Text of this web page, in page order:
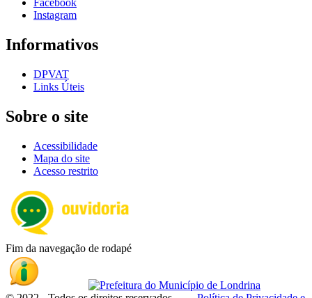
Facebook
Instagram
Informativos
DPVAT
Links Úteis
Sobre o site
Acessibilidade
Mapa do site
Acesso restrito
Fim da navegação de rodapé